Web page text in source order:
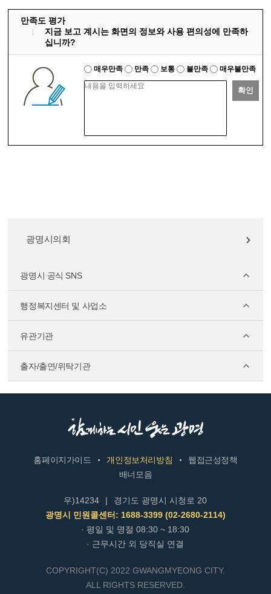
만족도 평가
지금 보고 계시는 화면의 정보와 사용 편의성에 만족하
십니까?
매우만족 만족 보통 불만족 매우불만족
확인
광명시의회
광명시 공식 SNS
행정복지센터 및 사업소
유관기관
출자/출연/위탁기관
홈페이지가이드 개인정보처리방침
웹접근성정책
배너모음
우)14234 |
경기도 광명시 시청로 20
광명시 민원콜센터: 1688-3399 (02-2680-2114)
· 평일 및 명절 08:30 ~ 18:30
· 근무시간 외 당직실 연결
COPYRIGHT(C) 2022 GWANGMYEONG CITY.
ALL RIGHTS RESERVED.